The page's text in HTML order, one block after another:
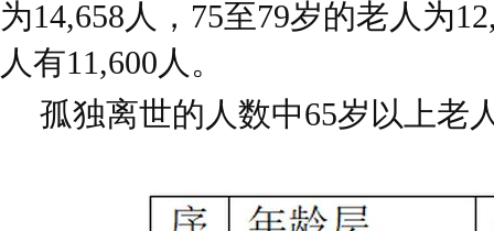
为14,658人，75至79岁的老人为
人有11,600人。
孤独离世的人数中65岁以上老